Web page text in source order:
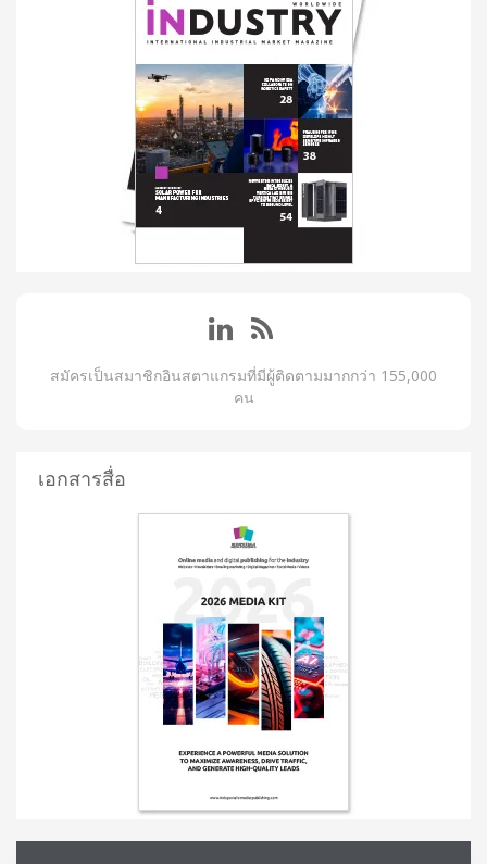
สมัครเป็นสมาชิกอินสตาแกรมที่มีผู้ติดตามมากกว่า 155,000
คน
เอกสารสื่อ